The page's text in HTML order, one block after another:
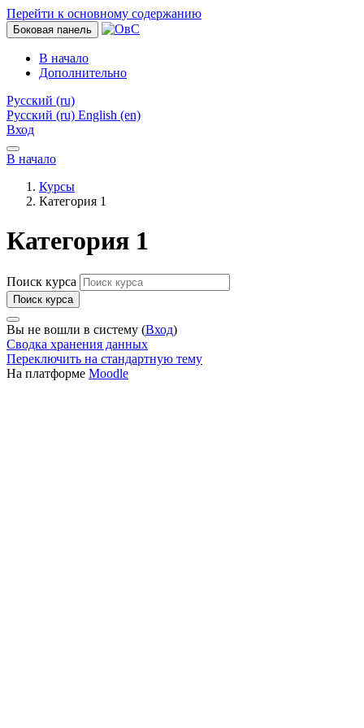
Перейти к основному содержанию
Боковая панель
В начало
Дополнительно
Русский ‎(ru)‎
Русский ‎(ru)‎ English ‎(en)‎
Вход
В начало
Курсы
Категория 1
Категория 1
Поиск курса
Поиск курса
Вы не вошли в систему (Вход)
Сводка хранения данных
Переключить на стандартную тему
На платформе Moodle